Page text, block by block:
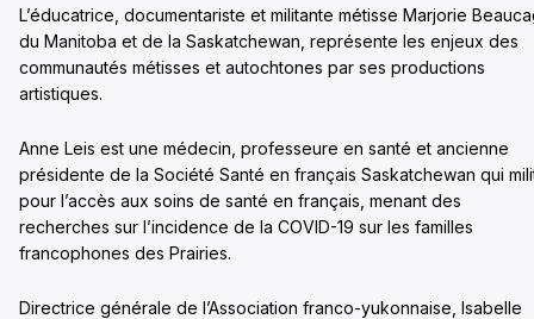
L’éducatrice, documentariste et militante métisse Marjorie
du Manitoba et de la Saskatchewan, représente les enjeux des
communautés métisses et autochtones par ses productions
artistiques.
Anne Leis est une médecin, professeure en santé et ancienne
présidente de la Société Santé en français Saskatchewan qui
pour l’accès aux soins de santé en français, menant des
recherches sur l’incidence de la COVID-19 sur les familles
francophones des Prairies.
Directrice générale de l’Association franco-yukonnaise, Isabelle